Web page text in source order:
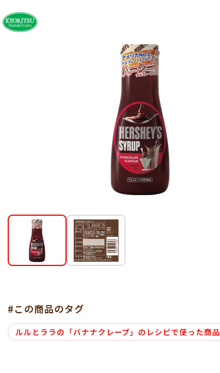
#この商品のタグ
ルルとララの「バナナクレープ」のレシピで使った商品